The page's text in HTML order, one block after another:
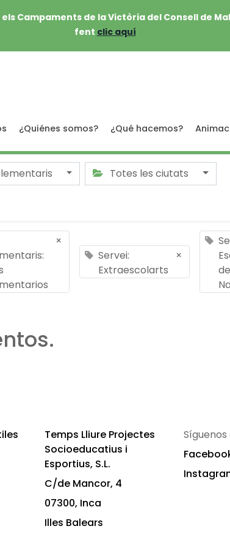
Campaments de la Victòria del Consell de
fent clic aquí
¿Quiénes somos? ¿Qué hacemos?
Totes les ciutats
×
Servei:
Extraescolarts
×
de
Temps Lliure Projectes
Socioeducatius i
Esportius, S.L.
C/de Mancor, 4
07300, Inca
Illes Balears
Síguenos